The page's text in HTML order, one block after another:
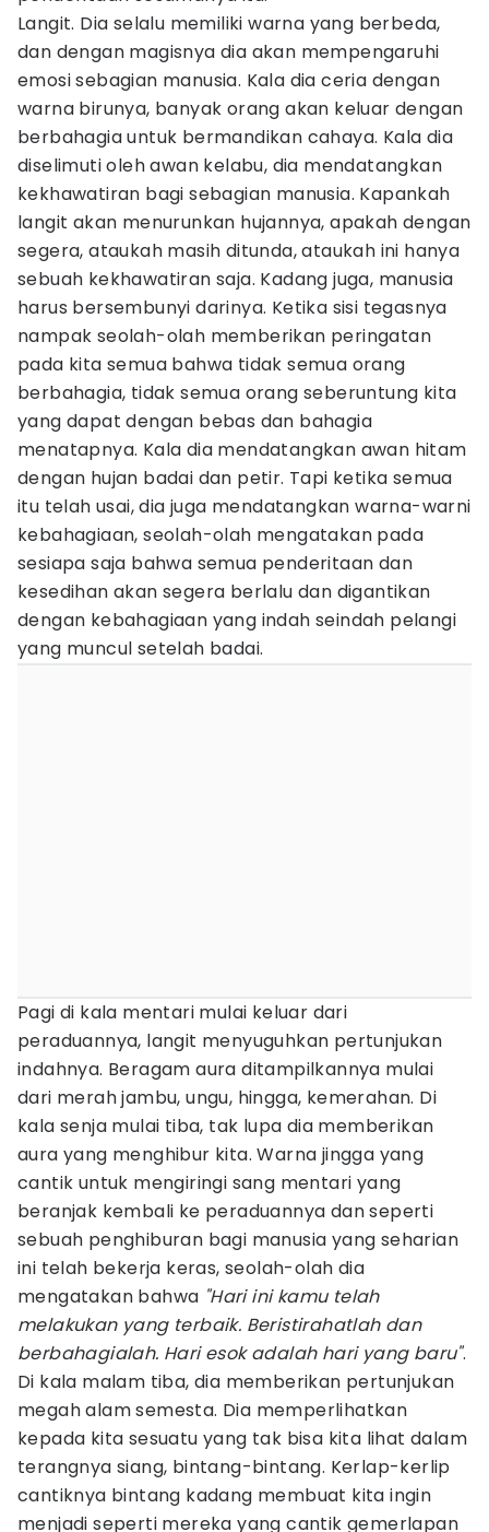
Langit. Dia selalu memiliki warna yang berbeda,
dan dengan magisnya dia akan mempengaruhi
emosi sebagian manusia. Kala dia ceria dengan
warna birunya, banyak orang akan keluar dengan
berbahagia untuk bermandikan cahaya. Kala dia
diselimuti oleh awan kelabu, dia mendatangkan
kekhawatiran bagi sebagian manusia. Kapankah
langit akan menurunkan hujannya, apakah dengan
segera, ataukah masih ditunda, ataukah ini hanya
sebuah kekhawatiran saja. Kadang juga, manusia
harus bersembunyi darinya. Ketika sisi tegasnya
nampak seolah-olah memberikan peringatan
pada kita semua bahwa tidak semua orang
berbahagia, tidak semua orang seberuntung kita
yang dapat dengan bebas dan bahagia
menatapnya. Kala dia mendatangkan awan hitam
dengan hujan badai dan petir. Tapi ketika semua
itu telah usai, dia juga mendatangkan warna-warni
kebahagiaan, seolah-olah mengatakan pada
sesiapa saja bahwa semua penderitaan dan
kesedihan akan segera berlalu dan digantikan
dengan kebahagiaan yang indah seindah pelangi
yang muncul setelah badai.
Pagi di kala mentari mulai keluar dari
peraduannya, langit menyuguhkan pertunjukan
indahnya. Beragam aura ditampilkannya mulai
dari merah jambu, ungu, hingga, kemerahan. Di
kala senja mulai tiba, tak lupa dia memberikan
aura yang menghibur kita. Warna jingga yang
cantik untuk mengiringi sang mentari yang
beranjak kembali ke peraduannya dan seperti
sebuah penghiburan bagi manusia yang seharian
ini telah bekerja keras, seolah-olah dia
mengatakan bahwa "Hari ini kamu telah
melakukan yang terbaik. Beristirahatlah dan
berbahagialah. Hari esok adalah hari yang baru".
Di kala malam tiba, dia memberikan pertunjukan
megah alam semesta. Dia memperlihatkan
kepada kita sesuatu yang tak bisa kita lihat dalam
terangnya siang, bintang-bintang. Kerlap-kerlip
cantiknya bintang kadang membuat kita ingin
menjadi seperti mereka yang cantik gemerlapan